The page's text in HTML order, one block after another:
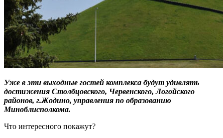
Уже в эти выходные гостей комплекса будут удивлять
достижения Столбцовского, Червенского, Логойского
районов, г.Жодино, управления по образованию
Миноблисполкома.
Что интересного покажут?